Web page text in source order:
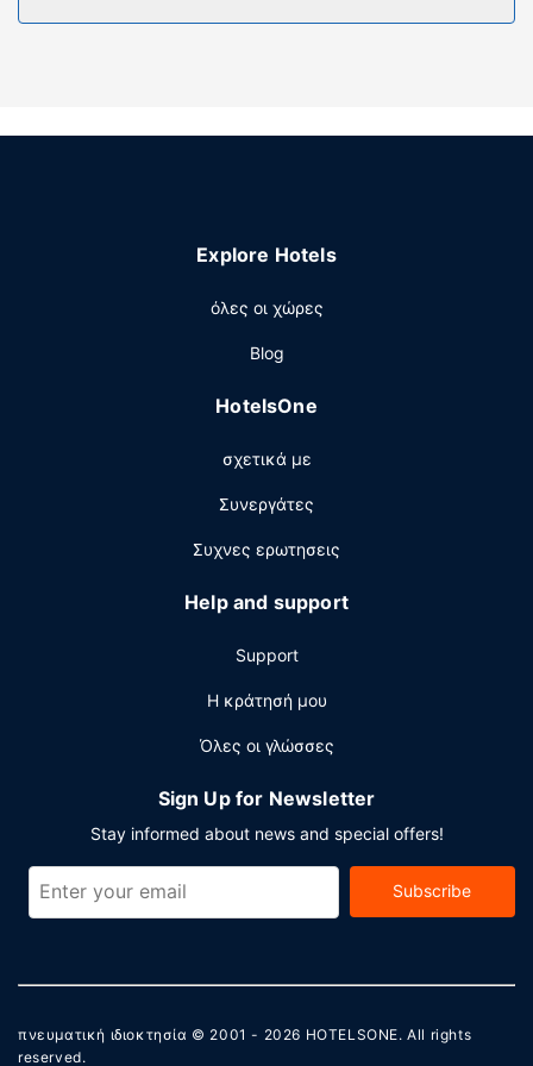
εξωτερική πισίνα, μπανιέρα υδρομασάζ και
Σερβίρεται δωρεάν πρωινό (σε μπουφέ) καθημερινά
Στις σημαντικές παροχές περιλαμβάνονται δωρεάν
κέντρο και δωρεάν εφημερίδες στο λόμπι. Στους χώρους
Explore Hotels
όλες οι χώρες
Blog
HotelsOne
σχετικά με
Συνεργάτες
Συχνες ερωτησεις
Help and support
Support
Η κράτησή μου
Όλες οι γλώσσες
Sign Up for Newsletter
Stay informed about news and special offers!
Subscribe
πνευματική ιδιοκτησία © 2001 - 2026 HOTELSONE. All rights
reserved.